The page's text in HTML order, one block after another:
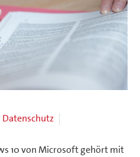
Datenschutz
10 von Microsoft gehört mit